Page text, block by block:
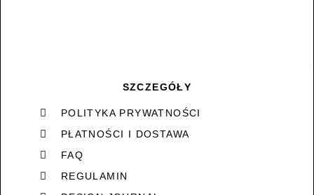
SZCZEGÓŁY
POLITYKA PRYWATNOŚCI
PŁATNOŚCI I DOSTAWA
FAQ
REGULAMIN